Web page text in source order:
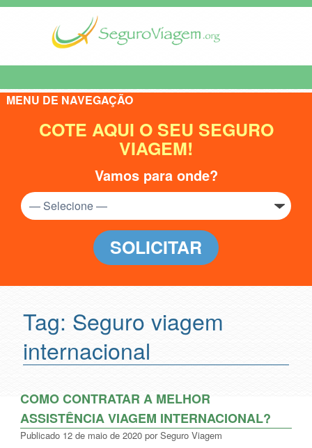
MENU DE NAVEGAÇÃO
COTE AQUI O SEU SEGURO
VIAGEM!
Vamos para onde?
SOLICITAR
Tag: Seguro viagem
internacional
COMO CONTRATAR A MELHOR
ASSISTÊNCIA VIAGEM INTERNACIONAL?
Publicado 12 de maio de 2020 por Seguro Viagem